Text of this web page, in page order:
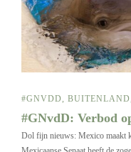
#GNVDD, BUITENLAND,
#GNvdD: Verbod
Dol fijn nieuws: Mexico maakt